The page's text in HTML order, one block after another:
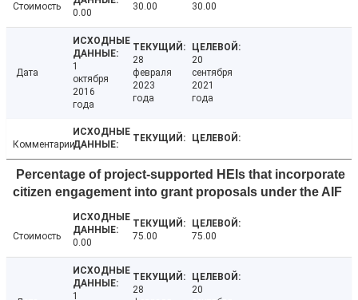
Стоимость
0.00
30.00 30.00
Дата
1
октября
2016
года
28
февраля
2023
года
20
сентября
2021
года
Комментарии
Percentage of project-supported HEIs that incorporate
citizen engagement into grant proposals under the AIF
Стоимость
0.00
75.00 75.00
1
28
20